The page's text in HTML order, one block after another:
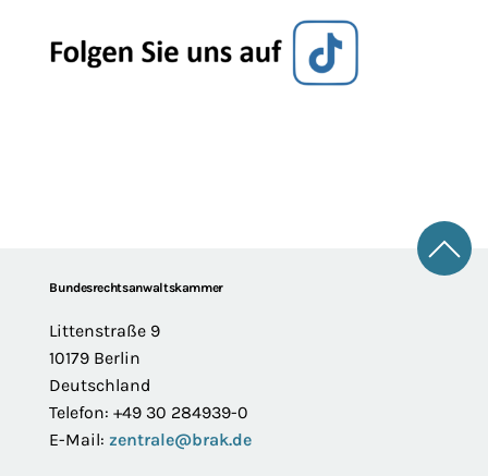
FooterBundesrechtsanwaltskammer
Littenstraße 9
10179 Berlin
Deutschland
Telefon: +49 30 284939-0
E-Mail: zentrale@brak.de